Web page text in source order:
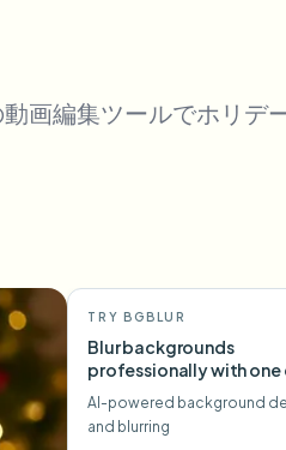
画編集ツールでホリデ
TRY BGBLUR
Blur backgrounds
professionally with one
AI-powered background
and blurring